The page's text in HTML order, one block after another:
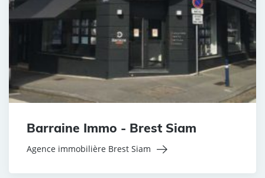
Barraine Immo - Brest Siam
Agence immobilière Brest Siam